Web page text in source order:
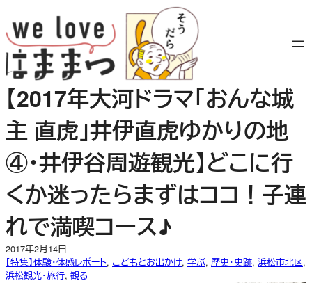
容
を
ス
キ
ッ
プ
【2017年大河ドラマ「おんな城
主 直虎」井伊直虎ゆかりの地
④・井伊谷周遊観光】どこに行
くか迷ったらまずはココ！子連
れで満喫コース♪
2017年2月14日
【特集】体験・体感レポート, こどもとお出かけ, 学ぶ, 歴史・史跡, 浜松市北区
浜松観光・旅行, 観る